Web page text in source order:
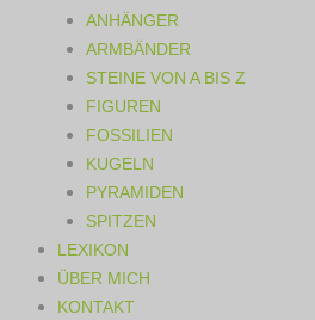
ANHÄNGER
ARMBÄNDER
STEINE VON A BIS Z
FIGUREN
FOSSILIEN
KUGELN
PYRAMIDEN
SPITZEN
LEXIKON
ÜBER MICH
KONTAKT